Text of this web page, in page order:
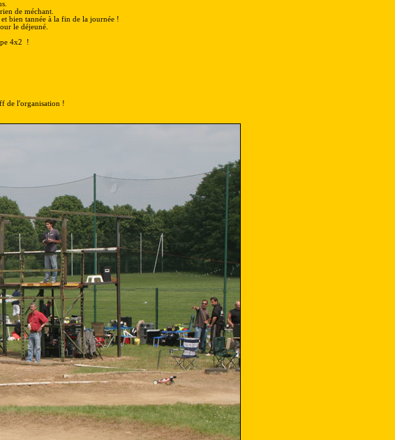
de méchant.
bien tannée à la fin de la journée !
le déjeuné.
4x2 !
de l'organisation !